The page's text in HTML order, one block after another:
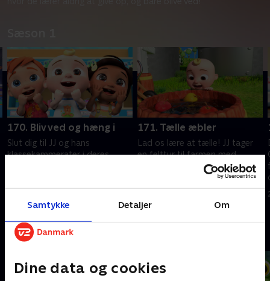
Samtykke Detaljer Om
Dine data og cookies
170. Bliv ved og hæng i
Slut dig til JJ og hans
klassekammerater i deres
ved!
171. Tælle æbler
Lad os lære at tælle! JJ tager
en felttur til farmen med
Melon Patch Academy for at
tælle til ti med brug af æbler!
Andre så også